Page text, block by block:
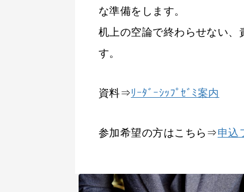
な準備をします。
机上の空論で終わらせない
す。
資料⇒ﾘｰﾀﾞｰｼｯﾌﾟｾﾞﾐ案内
参加希望の方はこちら⇒申込